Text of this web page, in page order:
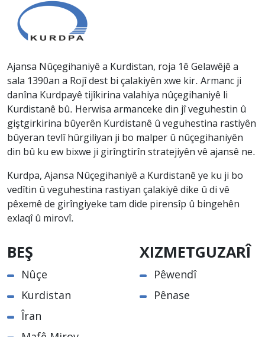
Ajansa Nûçegihaniyê a Kurdistan, roja 1ê Gelawêjê a
sala 1390an a Rojî dest bi çalakiyên xwe kir. Armanc ji
danîna Kurdpayê tijîkirina valahiya nûçegihaniyê li
Kurdistanê bû. Herwisa armanceke din jî veguhestin û
giştgirkirina bûyerên Kurdistanê û veguhestina rastiyên
bûyeran tevlî hûrgiliyan ji bo malper û nûçegihaniyên
din bû ku ew bixwe ji girîngtirîn stratejiyên vê ajansê ne.
Kurdpa, Ajansa Nûçegihaniyê a Kurdistanê ye ku ji bo
vedîtin û veguhestina rastiyan çalakiyê dike û di vê
pêxemê de girîngiyeke tam dide pirensîp û bingehên
exlaqî û mirovî.
BEŞ
Nûçe
Kurdistan
Îran
XIZMETGUZARÎ
Pêwendî
Pênase